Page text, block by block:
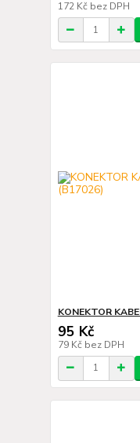
172 Kč bez DPH
KONEKTOR
95 Kč
79 Kč bez DPH